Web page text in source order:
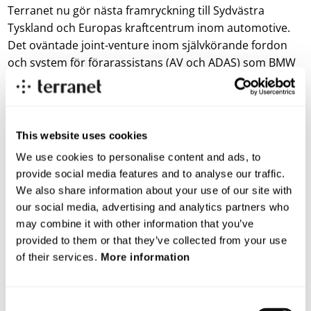
This website uses cookies
We use cookies to personalise content and ads, to
provide social media features and to analyse our traffic.
We also share information about your use of our site with
our social media, advertising and analytics partners who
may combine it with other information that you’ve
provided to them or that they’ve collected from your use
of their services. More information
Terranet nu gör nästa framryckning till Sydvästra
Tyskland och Europas kraftcentrum inom automotive.
Det oväntade joint-venture inom självkörande fordon
och system för förarassistans (AV och ADAS) som BMW
och Mercedes aviserade tidigare i Q1 har onekligen
både inspirerat och påskyndat processen för vår egen
görs upp lokalt.
Denna etablering är också ett första spadtag för en mer
expansiv strategi och investeringsplan i
Schwarzwaldområdet för Terranet, konstaterar
bolagets VD Pär-Olof Johannesson
För mer information kontakta: